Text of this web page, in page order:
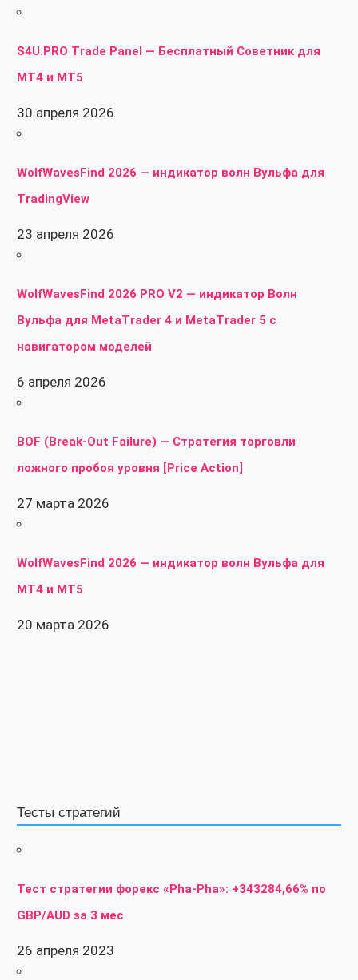
S4U.PRO Trade Panel — Бесплатный Советник для
MT4 и MT5
30 апреля 2026
WolfWavesFind 2026 — индикатор волн Вульфа для
TradingView
23 апреля 2026
WolfWavesFind 2026 PRO V2 — индикатор Волн
Вульфа для MetaTrader 4 и MetaTrader 5 с
навигатором моделей
6 апреля 2026
BOF (Break-Out Failure) — Стратегия торговли
ложного пробоя уровня [Price Action]
27 марта 2026
WolfWavesFind 2026 — индикатор волн Вульфа для
MT4 и MT5
20 марта 2026
Тесты стратегий
Тест стратегии форекс «Pha-Pha»: +343284,66% по
GBP/AUD за 3 мес
26 апреля 2023